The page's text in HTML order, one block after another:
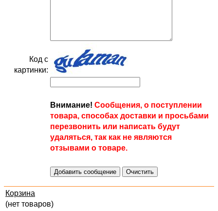
Код с
картинки:
Внимание! Сообщения, о поступлении
товара, способах доставки и просьбами
перезвонить или написать будут
удаляться, так как не являются
отзывами о товаре.
Корзина
(нет товаров)